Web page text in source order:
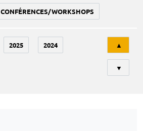
CONFÉRENCES/WORKSHOPS
2025 2024 ▲
▼